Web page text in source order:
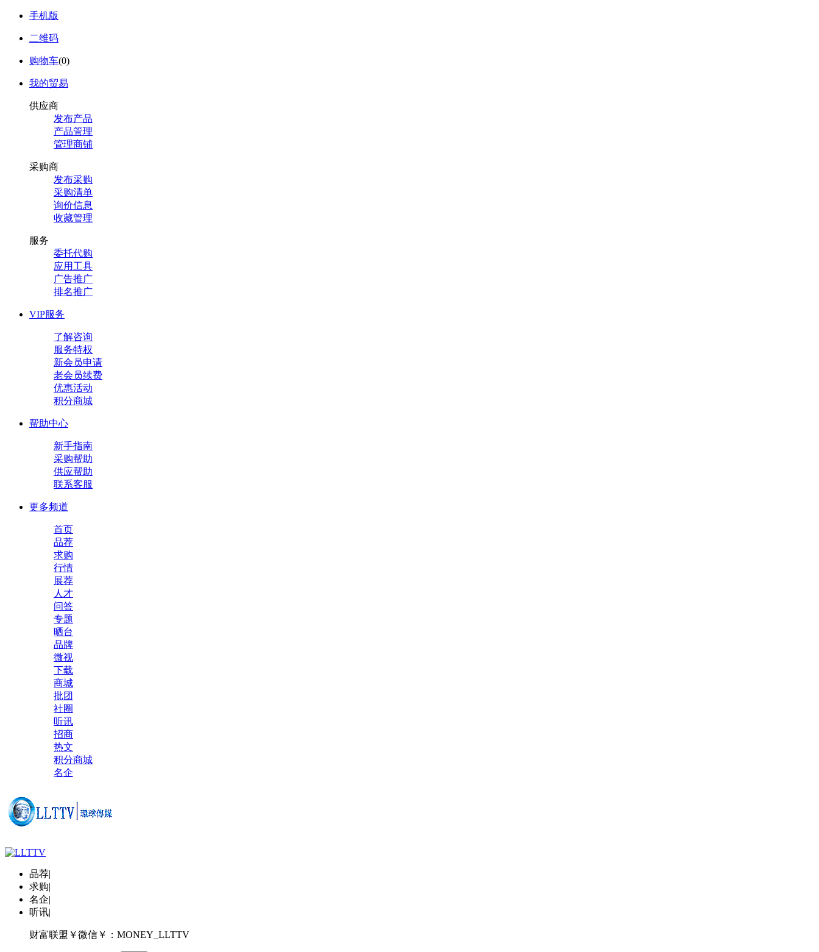
手机版
二维码
购物车(0)
我的贸易
供应商
发布产品
产品管理
管理商铺
采购商
发布采购
采购清单
询价信息
收藏管理
服务
委托代购
应用工具
广告推广
排名推广
VIP服务
了解咨询
服务特权
新会员申请
老会员续费
优惠活动
积分商城
帮助中心
新手指南
采购帮助
供应帮助
联系客服
更多频道
首页
品荐
求购
行情
展荐
人才
问答
专题
晒台
品牌
微视
下载
商城
批团
社圈
听讯
招商
热文
积分商城
名企
品荐|
求购|
名企|
听讯|
财富联盟￥微信￥：MONEY_LLTTV